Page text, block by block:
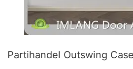
Partihandel Outswing